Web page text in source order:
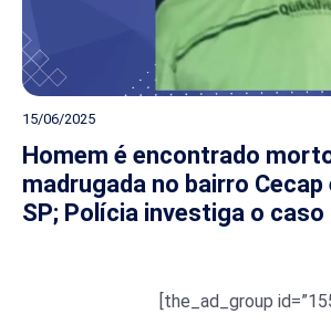
15/06/2025
Homem é encontrado
madrugada no bairro Cecap
SP; Polícia investiga o caso
[the_ad_group